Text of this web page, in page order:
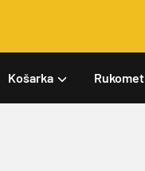
Košarka Rukomet